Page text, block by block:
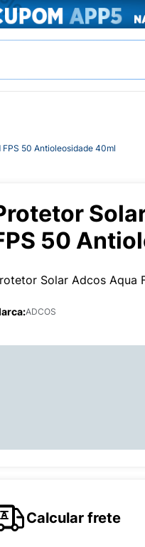
50 Antioleosidade 40ml
50
Solar Adcos Aqua
ADCOS
Calcular frete